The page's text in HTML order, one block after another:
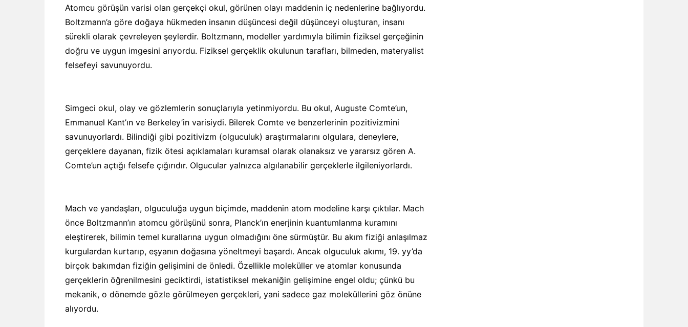
Atomcu görüşün varisi olan gerçekçi okul, görünen olayı maddenin iç nedenlerine bağlıyordu.
Boltzmann’a göre doğaya hükmeden insanın düşüncesi değil düşünceyi oluşturan, insanı
sürekli olarak çevreleyen şeylerdir. Boltzmann, modeller yardımıyla bilimin fiziksel gerçeğinin
doğru ve uygun imgesini arıyordu. Fiziksel gerçeklik okulunun tarafları, bilmeden, materyalist
felsefeyi savunuyordu.
Simgeci okul, olay ve gözlemlerin sonuçlarıyla yetinmiyordu. Bu okul, Auguste Comte’un,
Emmanuel Kant’ın ve Berkeley’in varisiydi. Bilerek Comte ve benzerlerinin pozitivizmini
savunuyorlardı. Bilindiği gibi pozitivizm (olguculuk) araştırmalarını olgulara, deneylere,
gerçeklere dayanan, fizik ötesi açıklamaları kuramsal olarak olanaksız ve yararsız gören A.
Comte’un açtığı felsefe çığırıdır. Olgucular yalnızca algılanabilir gerçeklerle ilgileniyorlardı.
Mach ve yandaşları, olguculuğa uygun biçimde, maddenin atom modeline karşı çıktılar. Mach
önce Boltzmann’ın atomcu görüşünü sonra, Planck’ın enerjinin kuantumlanma kuramını
eleştirerek, bilimin temel kurallarına uygun olmadığını öne sürmüştür. Bu akım fiziği anlaşılmaz
kurgulardan kurtarıp, eşyanın doğasına yöneltmeyi başardı. Ancak olguculuk akımı, 19. yy’da
birçok bakımdan fiziğin gelişimini de önledi. Özellikle moleküller ve atomlar konusunda
gerçeklerin öğrenilmesini geciktirdi, istatistiksel mekaniğin gelişimine engel oldu; çünkü bu
mekanik, o dönemde gözle görülmeyen gerçekleri, yani sadece gaz moleküllerini göz önüne
alıyordu.